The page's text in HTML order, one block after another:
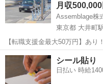
月収500,000
Assemblage株
東京都 大井町
【転職支援金最大50万円】あり！
げるエリアが…
東京 品川区 大井町駅
シール貼り
日払い 時給